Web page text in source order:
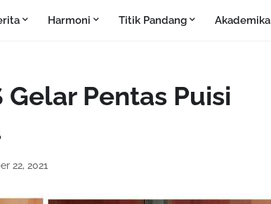
Harmoni Titik Pandang Akademika
Gelar Pentas Puisi
22, 2021